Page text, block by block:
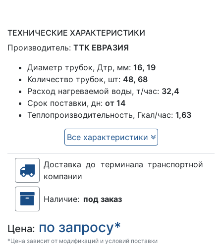
ТЕХНИЧЕСКИЕ ХАРАКТЕРИСТИКИ
Производитель: ТТК ЕВРАЗИЯ
Диаметр трубок, Дтр, мм: 16, 19
Количество трубок, шт: 48, 68
Расход нагреваемой воды, т/час: 32,4
Срок поставки, дн: от 14
Теплопроизводительность, Гкал/час: 1,63
Все характеристики
Доставка до терминала транспортной
компании
Наличие: под заказ
Цена: по запросу*
*Цена зависит от модификаций и условий поставки